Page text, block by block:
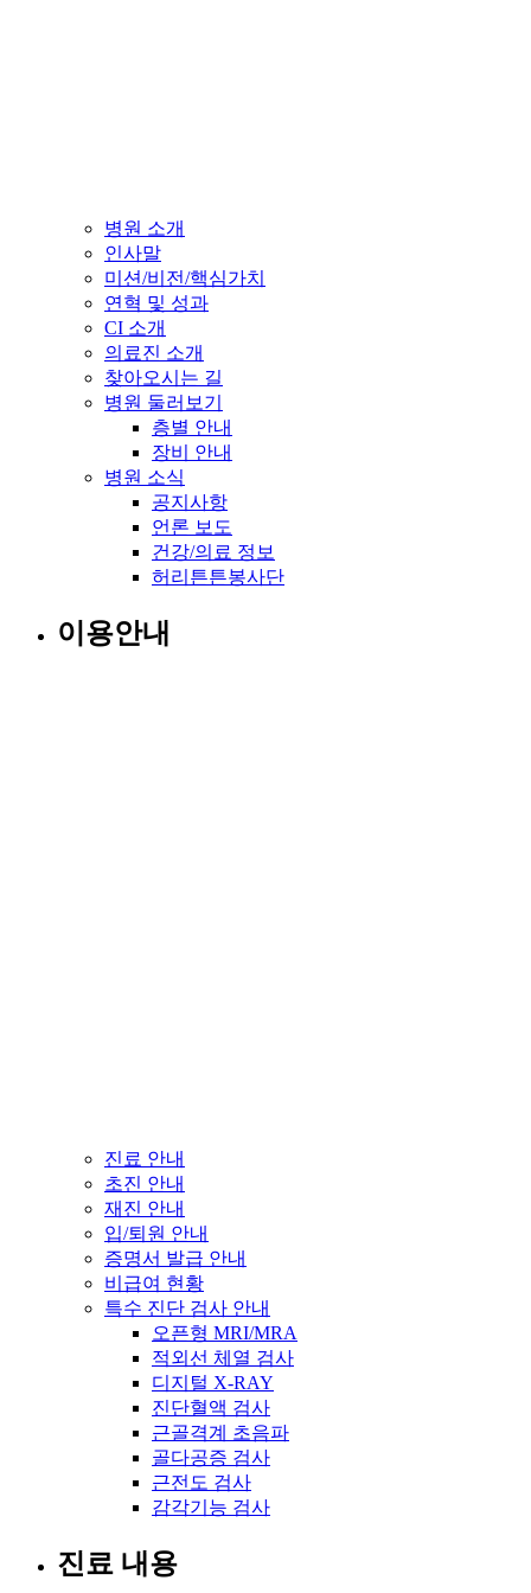
병원 소개
인사말
미션/비전/핵심가치
연혁 및 성과
CI 소개
의료진 소개
찾아오시는 길
병원 둘러보기
층별 안내
장비 안내
병원 소식
공지사항
언론 보도
건강/의료 정보
허리튼튼봉사단
이용안내
진료 안내
초진 안내
재진 안내
입/퇴원 안내
증명서 발급 안내
비급여 현황
특수 진단 검사 안내
오픈형 MRI/MRA
적외선 체열 검사
디지털 X-RAY
진단혈액 검사
근골격계 초음파
골다공증 검사
근전도 검사
감각기능 검사
진료 내용